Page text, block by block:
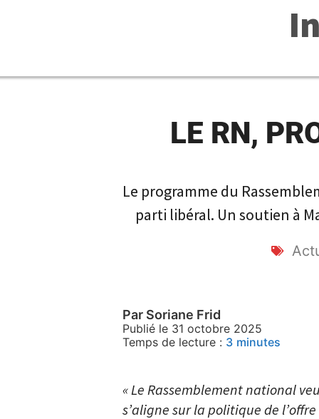
LE RN,
Le programme du
parti libéral. Un soutien à
Par Soriane Frid
Publié le 31 octobre 2025
Temps de lecture : 3 minutes
« Le Rassemblement national
s’aligne sur la politique de